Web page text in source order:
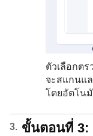
ตัวเลือกต
จะสแกนแ
โดยอัตโน
ขั้นตอนที่ 3: